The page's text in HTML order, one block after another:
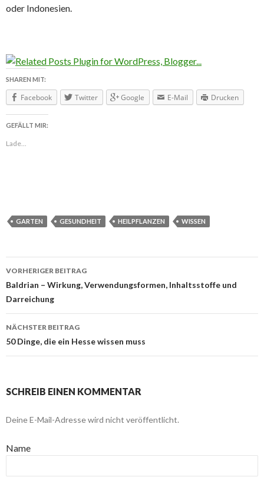
oder Indonesien.
SHAREN MIT:
Facebook Twitter Google E-Mail Drucken
GEFÄLLT MIR:
Lade...
GARTEN GESUNDHEIT HEILPFLANZEN WISSEN
Beitragsnavigation
VORHERIGER BEITRAG
Baldrian – Wirkung, Verwendungsformen, Inhaltsstoffe und
Darreichung
NÄCHSTER BEITRAG
50 Dinge, die ein Hesse wissen muss
SCHREIB EINEN KOMMENTAR
Deine E-Mail-Adresse wird nicht veröffentlicht.
Name